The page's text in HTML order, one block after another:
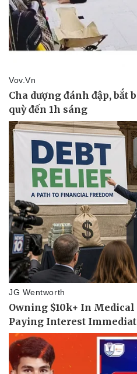
Doanh nghiệp
Thông tin doanh nghiệp
Doanh nghiệp 24h
Doanh nhân
Vì cộng đồng